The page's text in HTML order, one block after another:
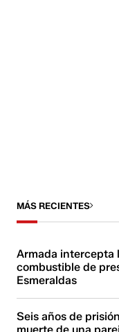
MÁS RECIENTES
Armada intercepta
combustible de
Esmeraldas
Seis años de